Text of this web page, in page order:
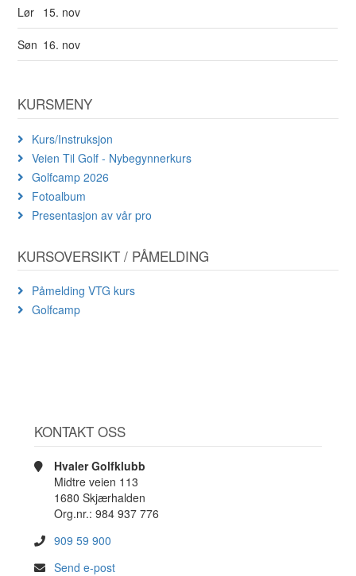
Lør 15. nov
Søn 16. nov
KURSMENY
Kurs/Instruksjon
Veien Til Golf - Nybegynnerkurs
Golfcamp 2026
Fotoalbum
Presentasjon av vår pro
KURSOVERSIKT / PÅMELDING
Påmelding VTG kurs
Golfcamp
KONTAKT OSS
Hvaler Golfklubb
Midtre veien 113
1680 Skjærhalden
Org.nr.: 984 937 776
909 59 900
Send e-post